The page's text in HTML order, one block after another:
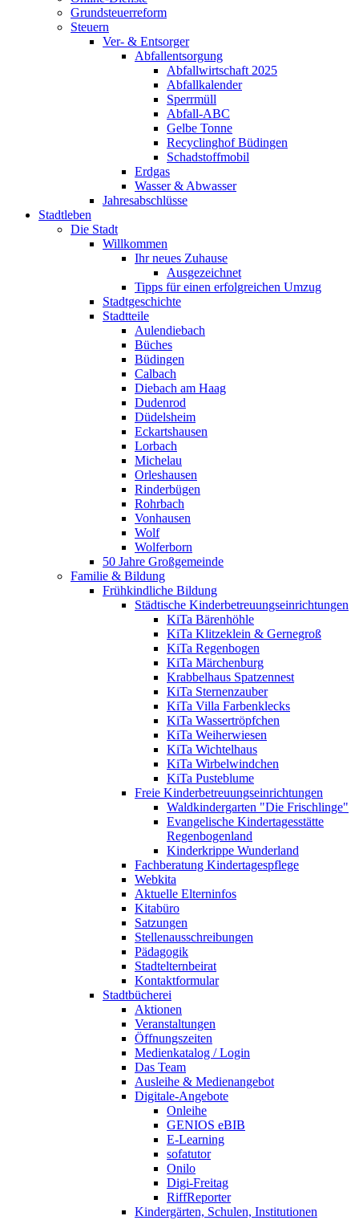
Grundsteuerreform
Steuern
Ver- & Entsorger
Abfallentsorgung
Abfallwirtschaft 2025
Abfallkalender
Sperrmüll
Abfall-ABC
Gelbe Tonne
Recyclinghof Büdingen
Schadstoffmobil
Erdgas
Wasser & Abwasser
Jahresabschlüsse
Stadtleben
Die Stadt
Willkommen
Ihr neues Zuhause
Ausgezeichnet
Tipps für einen erfolgreichen Umzug
Stadtgeschichte
Stadtteile
Aulendiebach
Büches
Büdingen
Calbach
Diebach am Haag
Dudenrod
Düdelsheim
Eckartshausen
Lorbach
Michelau
Orleshausen
Rinderbügen
Rohrbach
Vonhausen
Wolf
Wolferborn
50 Jahre Großgemeinde
Familie & Bildung
Frühkindliche Bildung
Städtische Kinderbetreuungseinrichtungen
KiTa Bärenhöhle
KiTa Klitzeklein & Gernegroß
KiTa Regenbogen
KiTa Märchenburg
Krabbelhaus Spatzennest
KiTa Sternenzauber
KiTa Villa Farbenklecks
KiTa Wassertröpfchen
KiTa Weiherwiesen
KiTa Wichtelhaus
KiTa Wirbelwindchen
KiTa Pusteblume
Freie Kinderbetreuungseinrichtungen
Waldkindergarten "Die Frischlinge"
Evangelische Kindertagesstätte
Regenbogenland
Kinderkrippe Wunderland
Fachberatung Kindertagespflege
Webkita
Aktuelle Elterninfos
Kitabüro
Satzungen
Stellenausschreibungen
Pädagogik
Stadtelternbeirat
Kontaktformular
Stadtbücherei
Aktionen
Veranstaltungen
Öffnungszeiten
Medienkatalog / Login
Das Team
Ausleihe & Medienangebot
Digitale-Angebote
Onleihe
GENIOS eBIB
E-Learning
sofatutor
Onilo
Digi-Freitag
RiffReporter
Kindergärten, Schulen, Institutionen